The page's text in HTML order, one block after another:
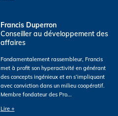
Francis Duperron
Conseiller au développement des
affaires
Fondamentalement rassembleur, Francis
met à profit son hyperactivité en générant
des concepts ingénieux et en s’impliquant
avec conviction dans un milieu coopératif.
Membre fondateur des Pro...
Lire +